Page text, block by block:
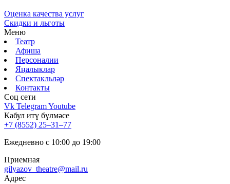
Оценка качества услуг
Скидки и льготы
Меню
Театр
Афиша
Персоналии
Яңалыклар
Спектакльләр
Контакты
Соц cети
Vk TelegramYoutube
Кабул итү бүлмәсе
+7 (8552) 25‒31‒77
Ежедневно с 10:00 до 19:00
Приемная
gilyazov_theatre@mail.ru
Адрес